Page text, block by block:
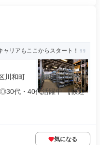
リアもここからスタート！
川和町
代・40代活躍中 【歓迎
気になる